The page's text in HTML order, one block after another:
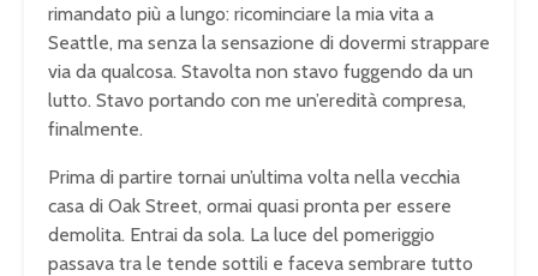
rimandato più a lungo: ricominciare la mia vita a
Seattle, ma senza la sensazione di dovermi strappare
via da qualcosa. Stavolta non stavo fuggendo da un
lutto. Stavo portando con me un’eredità compresa,
finalmente.
Prima di partire tornai un’ultima volta nella vecchia
casa di Oak Street, ormai quasi pronta per essere
demolita. Entrai da sola. La luce del pomeriggio
passava tra le tende sottili e faceva sembrare tutto